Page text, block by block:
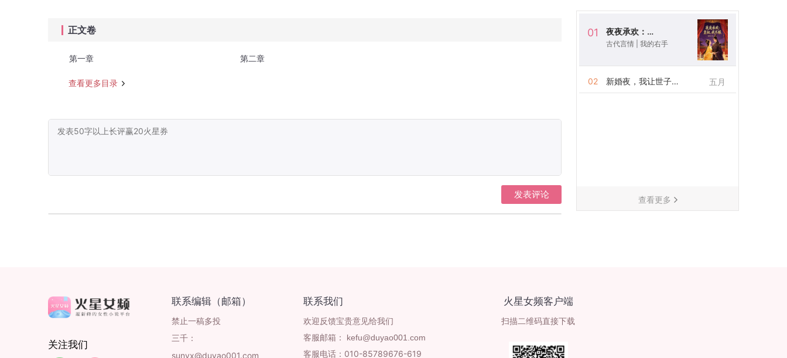
正文卷
第一章 第二章
查看更多目录
发表评论
01 夜夜承欢：皇叔，我不服
古代言情 我的右手
02 新婚夜，我让世子断了后 五月
查看更多
关注我们
联系编辑（邮箱）
禁止一稿多投
三千：
sunyx@duyao001.com
联系我们
欢迎反馈宝贵意见给我们
客服邮箱：
客服电话：010-85789676-619
火星女频客户端
扫描二维码直接下载